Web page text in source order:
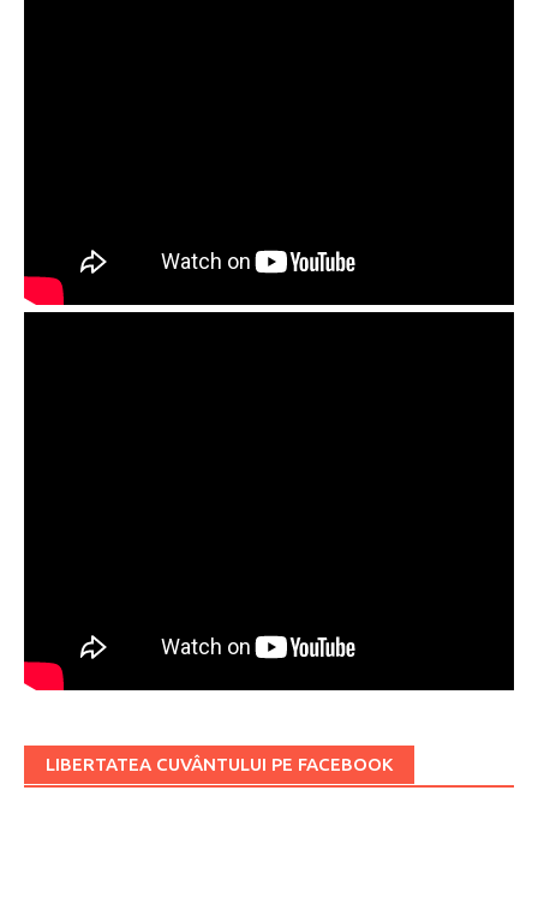
LIBERTATEA CUVÂNTULUI PE FACEBOOK